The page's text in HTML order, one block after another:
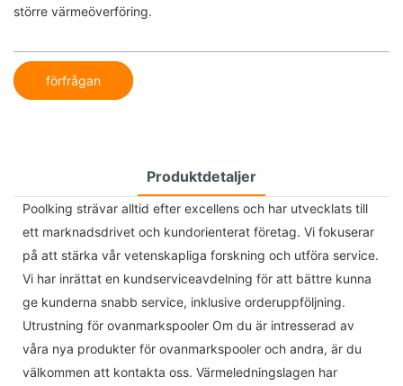
större värmeöverföring.
förfrågan
Produktdetaljer
Poolking strävar alltid efter excellens och har utvecklats till
ett marknadsdrivet och kundorienterat företag. Vi fokuserar
på att stärka vår vetenskapliga forskning och utföra service.
Vi har inrättat en kundserviceavdelning för att bättre kunna
ge kunderna snabb service, inklusive orderuppföljning.
Utrustning för ovanmarkspooler Om du är intresserad av
våra nya produkter för ovanmarkspooler och andra, är du
välkommen att kontakta oss. Värmeledningslagen har